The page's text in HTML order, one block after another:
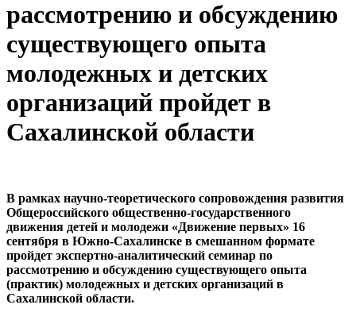
рассмотрению и обсуждению
существующего опыта
молодежных и детских
организаций пройдет в
Сахалинской области
В рамках научно-теоретического сопровождения развития
Общероссийского общественно-государственного
движения детей и молодежи «Движение первых» 16
сентября в Южно-Сахалинске в смешанном формате
пройдет экспертно-аналитический семинар по
рассмотрению и обсуждению существующего опыта
(практик) молодежных и детских организаций в
Сахалинской области.